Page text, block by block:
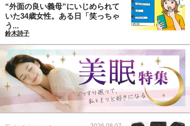
“外面の良い義母”にいじめられて
いた34歳女性。ある日「笑っちゃ
う...
鈴木詩子